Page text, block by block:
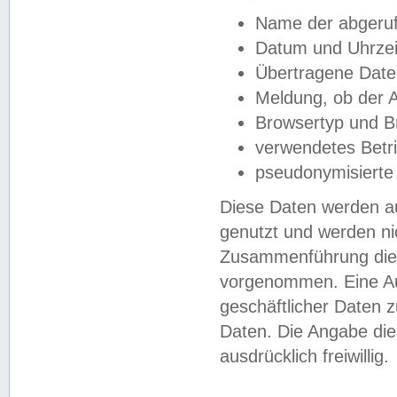
Name der
Datum und
Übertragene
Meldung, ob der
Browsertyp und
verwendetes
Diese Daten werden
genutzt und werden
Zusammenführung
vorgenommen. Eine
geschäftlicher Daten
Daten. Die Angabe
ausdrücklich freiwillig.